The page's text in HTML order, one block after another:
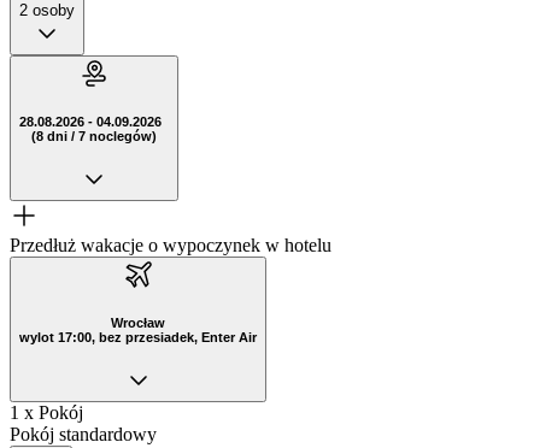
2 osoby
28.08.2026 - 04.09.2026
(8 dni / 7 noclegów)
Przedłuż wakacje o wypoczynek w hotelu
Wrocław
wylot 17:00, bez przesiadek, Enter Air
1 x Pokój
Pokój standardowy